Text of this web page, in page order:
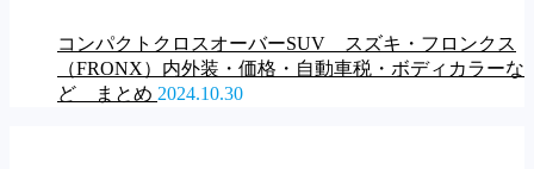
コンパクトクロスオーバーSUV スズキ・フロンクス
（FRONX）内外装・価格・自動車税・ボディカラーな
ど まとめ 2024.10.30